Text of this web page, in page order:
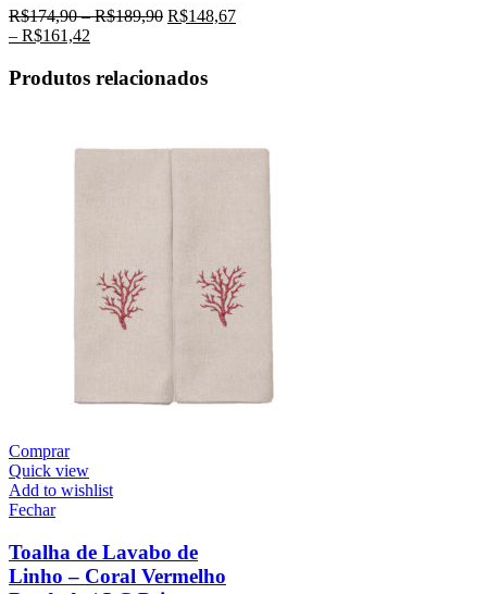
R$174,90–R$189,90 R$148,67
– R$161,42
Produtos relacionados
Comprar
Quick view
Add to wishlist
Fechar
Toalha de Lavabo de
Linho – Coral Vermelho